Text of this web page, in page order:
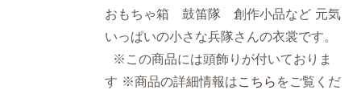
おもちゃ箱 鼓笛隊 創作小品など 元気
いっぱいの小さな兵隊さんの衣裳です。
※この商品には頭飾りが付いておりま
す ※商品の詳細情報はこちら をご覧くだ